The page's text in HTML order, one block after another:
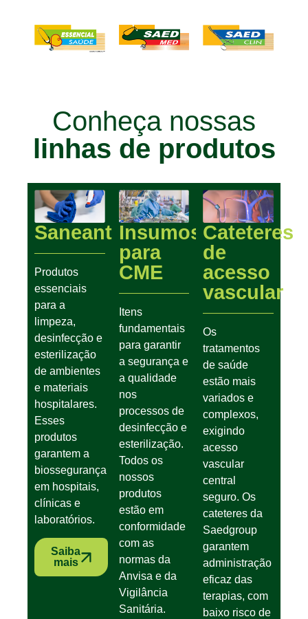
Conheça nossas
linhas de produtos
Saneantes
Produtos
essenciais
para a
limpeza,
desinfecção e
esterilização
de ambientes
e materiais
hospitalares.
Esses
produtos
garantem a
biossegurança
em hospitais,
clínicas e
laboratórios.
Saiba
mais
Insumos
para
CME
Itens
fundamentais
para garantir
a segurança e
a qualidade
nos
processos de
desinfecção e
esterilização.
Todos os
nossos
produtos
estão em
conformidade
com as
normas da
Anvisa e da
Vigilância
Sanitária.
Cateteres
de
acesso
vascular
Os
tratamentos
de saúde
estão mais
variados e
complexos,
exigindo
acesso
vascular
central
seguro. Os
cateteres da
Saedgroup
garantem
administração
eficaz das
terapias, com
baixo risco de